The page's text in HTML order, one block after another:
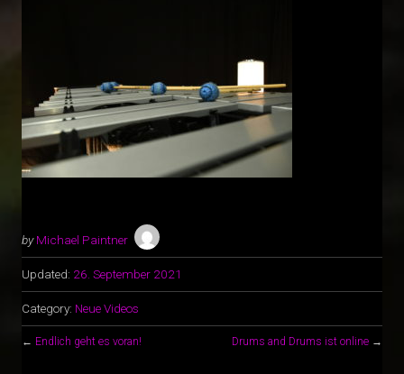
by Michael Paintner
Updated: 26. September 2021
Category: Neue Videos
← Endlich geht es voran! Drums and Drums ist online →